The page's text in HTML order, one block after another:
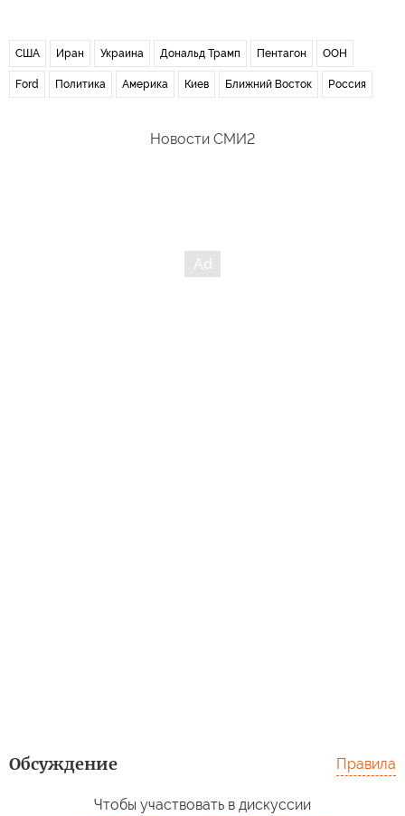
США Иран Украина Дональд Трамп Пентагон ООН
Ford Политика Америка Киев Ближний Восток Россия
Новости СМИ2
Обсуждение Правила
Чтобы участвовать в дискуссии